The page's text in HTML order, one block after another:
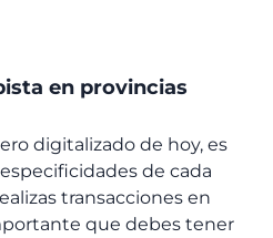
en provincias
digitalizado de hoy, es
de cada
transacciones en
que debes tener